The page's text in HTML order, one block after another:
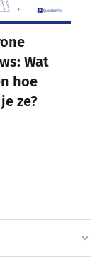
Wat
hoe
ze?